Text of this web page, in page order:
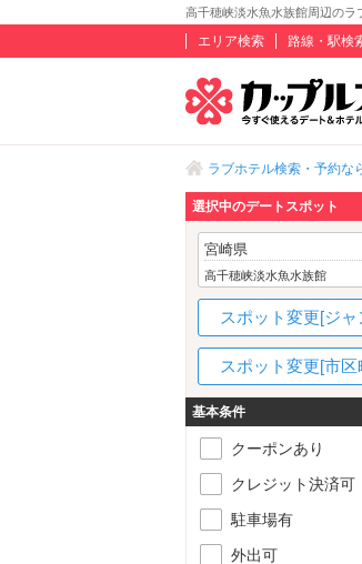
高千穂峡淡水魚水族館周辺のラ
エリア検索 路線・駅検
ラブホテル検索・予約な
選択中のデートスポット
宮崎県
高千穂峡淡水魚水族館
スポット変更[ジャ
スポット変更[市区
基本条件
クーポンあり
クレジット決済可
駐車場有
外出可